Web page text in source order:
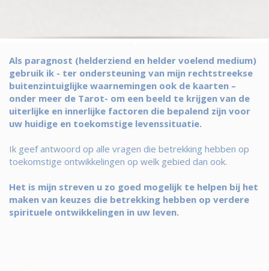
Als paragnost (helderziend en helder voelend medium)
gebruik ik - ter ondersteuning van mijn rechtstreekse
buitenzintuiglijke waarnemingen ook de kaarten –
onder meer de Tarot- om een beeld te krijgen van de
uiterlijke en innerlijke factoren die bepalend zijn voor
uw huidige en toekomstige levenssituatie.
Ik geef antwoord op alle vragen die betrekking hebben op
toekomstige ontwikkelingen op welk gebied dan ook.
Het is mijn streven u zo goed mogelijk te helpen bij het
maken van keuzes die betrekking hebben op verdere
spirituele ontwikkelingen in uw leven.